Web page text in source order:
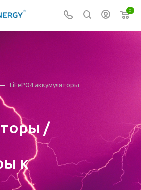
0
LiFePO4 аккумуляторы
/
к